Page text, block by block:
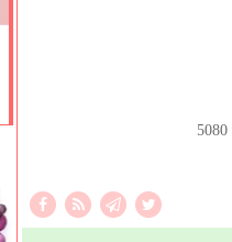
5080